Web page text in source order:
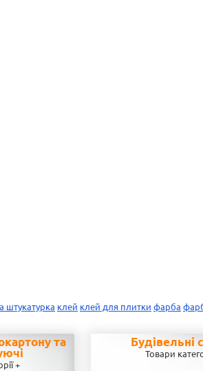
штукатурка клей клей для плитки фарба
та
+
Будівельні
Товари